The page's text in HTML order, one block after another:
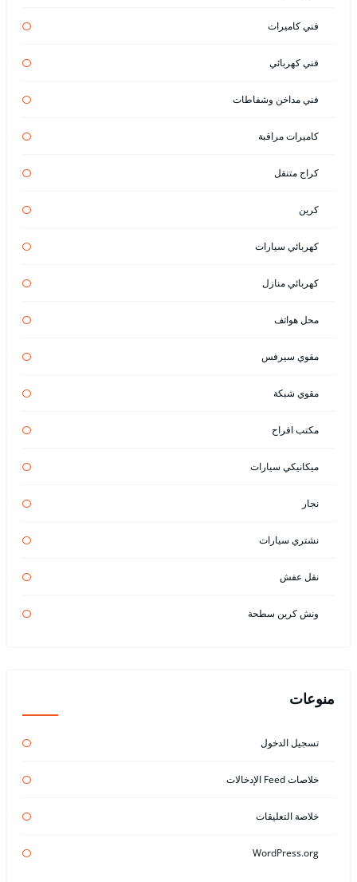
فني كاميرات
فني كهربائي
فني مداخن وشفاطات
كاميرات مراقبة
كراج متنقل
كرين
كهربائي سيارات
كهربائي منازل
محل هواتف
مقوي سيرفس
مقوي شبكة
مكتب افراح
ميكانيكي سيارات
نجار
نشتري سيارات
نقل عفش
ونش كرين سطحة
منوعات
تسجيل الدخول
خلاصات Feed الإدخالات
خلاصة التعليقات
WordPress.org